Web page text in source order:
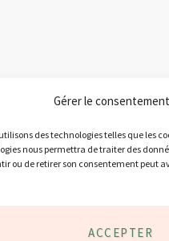
Gérer le consentement
des technologies telles que les
nous permettra de traiter des
ou de retirer son consentement
ACCEPTER